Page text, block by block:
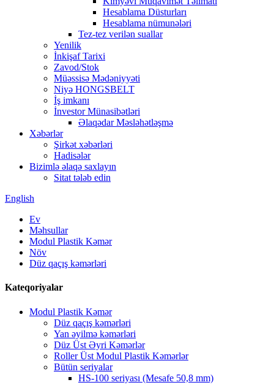
Hesablama Düsturları
Hesablama nümunələri
Tez-tez verilən suallar
Yenilik
İnkişaf Tarixi
Zavod/Stok
Müəssisə Mədəniyyəti
Niyə HONGSBELT
İş imkanı
İnvestor Münasibətləri
Əlaqədar Məsləhətləşmə
Xəbərlər
Şirkət xəbərləri
Hadisələr
Bizimlə əlaqə saxlayın
Sitat tələb edin
English
Ev
Məhsullar
Modul Plastik Kəmər
Növ
Düz qaçış kəmərləri
Kateqoriyalar
Modul Plastik Kəmər
Düz qaçış kəmərləri
Yan əyilmə kəmərləri
Düz Üst Əyri Kəmərlər
Roller Üst Modul Plastik Kəmərlər
Bütün seriyalar
HS-100 seriyası (Mesafe 50,8 mm)